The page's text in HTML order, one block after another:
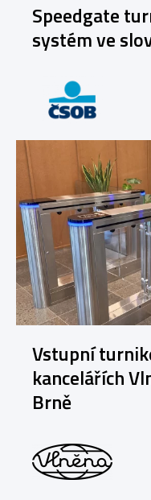
Speedgate
systém ve
Vstupní
kancelářích
Brně